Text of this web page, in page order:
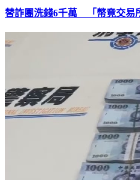
替詐團洗錢6千萬 「幣竟交易